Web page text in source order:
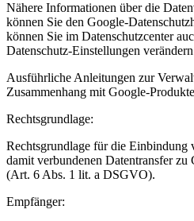
Nähere Informationen über die
können Sie den Google-
können Sie im Datenschutzcenter
Datenschutz-Einstellungen
Ausführliche Anleitungen zur
Zusammenhang mit Google-
Rechtsgrundlage:
Rechtsgrundlage für die Einbindung
damit verbundenen Datentransfer
(Art. 6 Abs. 1 lit. a DSGVO).
Empfänger: